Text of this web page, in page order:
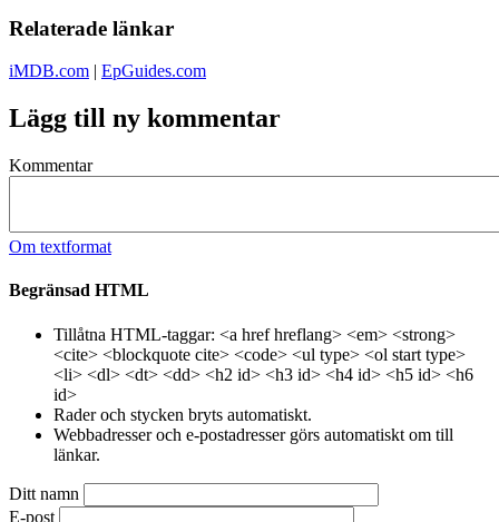
Relaterade länkar
iMDB.com | EpGuides.com
Lägg till ny kommentar
Kommentar
Om textformat
Begränsad HTML
Tillåtna HTML-taggar: <a href hreflang> <em> <strong>
<cite> <blockquote cite> <code> <ul type> <ol start type>
<li> <dl> <dt> <dd> <h2 id> <h3 id> <h4 id> <h5 id> <h6
id>
Rader och stycken bryts automatiskt.
Webbadresser och e-postadresser görs automatiskt om till
länkar.
Ditt namn
E-post